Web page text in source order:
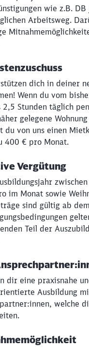
wie z.B.
Arbeitsweg.
dich in deiner
Wenn du vom
2,5 Stunden täglich
gelegene
du von uns einen
400 € pro Monat.
Vergütung
im Monat sowie
sind gültig ab
Teil der
dir eine praxisnahe
Ausbildung
welche
Sie zu
Abbrechen